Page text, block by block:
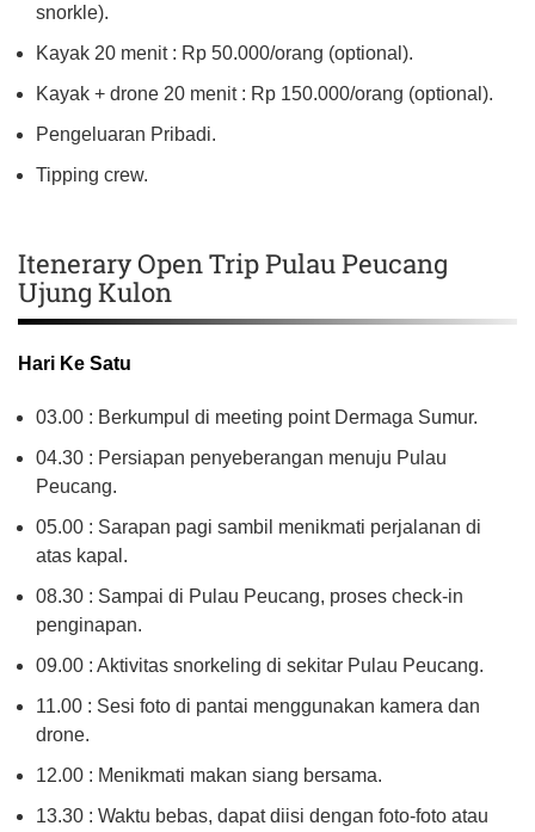
snorkle).
Kayak 20 menit : Rp 50.000/orang (optional).
Kayak + drone 20 menit : Rp 150.000/orang (optional).
Pengeluaran Pribadi.
Tipping crew.
Itenerary Open Trip Pulau Peucang
Ujung Kulon
Hari Ke Satu
03.00 : Berkumpul di meeting point Dermaga Sumur.
04.30 : Persiapan penyeberangan menuju Pulau
Peucang.
05.00 : Sarapan pagi sambil menikmati perjalanan di
atas kapal.
08.30 : Sampai di Pulau Peucang, proses check-in
penginapan.
09.00 : Aktivitas snorkeling di sekitar Pulau Peucang.
11.00 : Sesi foto di pantai menggunakan kamera dan
drone.
12.00 : Menikmati makan siang bersama.
13.30 : Waktu bebas, dapat diisi dengan foto-foto atau